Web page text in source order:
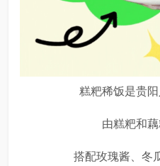
糕粑稀饭是贵
由糕粑和
搭配玫瑰酱、冬